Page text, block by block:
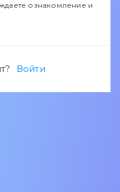
ознакомление и
Войти